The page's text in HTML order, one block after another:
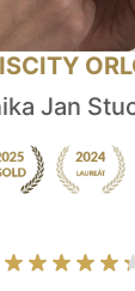
Jan